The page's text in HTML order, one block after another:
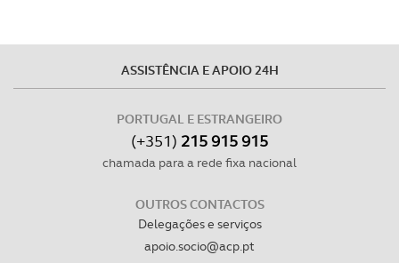
ASSISTÊNCIA E APOIO 24H
PORTUGAL E ESTRANGEIRO
(+351) 215 915 915
chamada para a rede fixa nacional
OUTROS CONTACTOS
Delegações e serviços
apoio.socio@acp.pt